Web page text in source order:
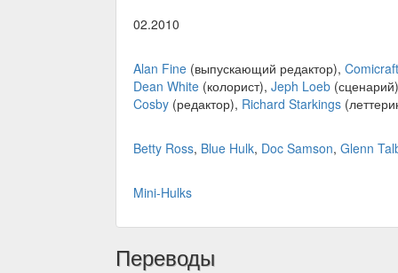
02.2010
Alan Fine (выпускающий редактор), Comicraft
Dean White (колорист), Jeph Loeb
Cosby (редактор), Richard Starkings
Betty Ross, Blue Hulk, Doc Samson, Glenn
Mini-Hulks
Переводы